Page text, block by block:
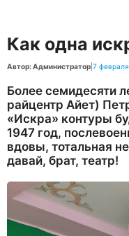
Как одна
Автор: Администратор 7
Более семидесяти
райцентр Айет)
«Искра» контуры
1947 год,
вдовы, тотальная
давай, брат, театр!